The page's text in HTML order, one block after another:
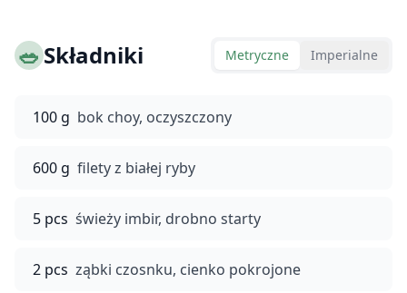
🥗Składniki Metryczne Imperialne
100 g bok choy, oczyszczony
600 g filety z białej ryby
5 pcs świeży imbir, drobno starty
2 pcs ząbki czosnku, cienko pokrojone